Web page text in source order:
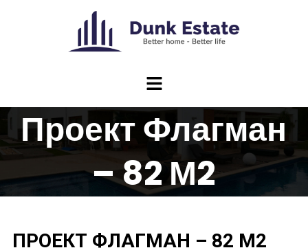
Проект Флагман
– 82 М2
ПРОЕКТ ФЛАГМАН – 82 М2